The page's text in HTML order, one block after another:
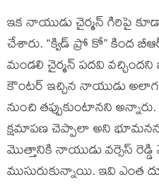
ఇక నాయుడు చైర్మన్ గిరిపై
చేశారు. “క్విడ్ ప్రో కో” కింద
మండలి చైర్మన్ పదవి
కౌంటర్ ఇచ్చిన నాయుడు
నుంచి తప్పుకుంటానని
క్షమాపణ చెప్పాలా అని
మొత్తానికి నాయుడు వర్సెస్
ముసురుకున్నాయి. ఇవి ఎంత